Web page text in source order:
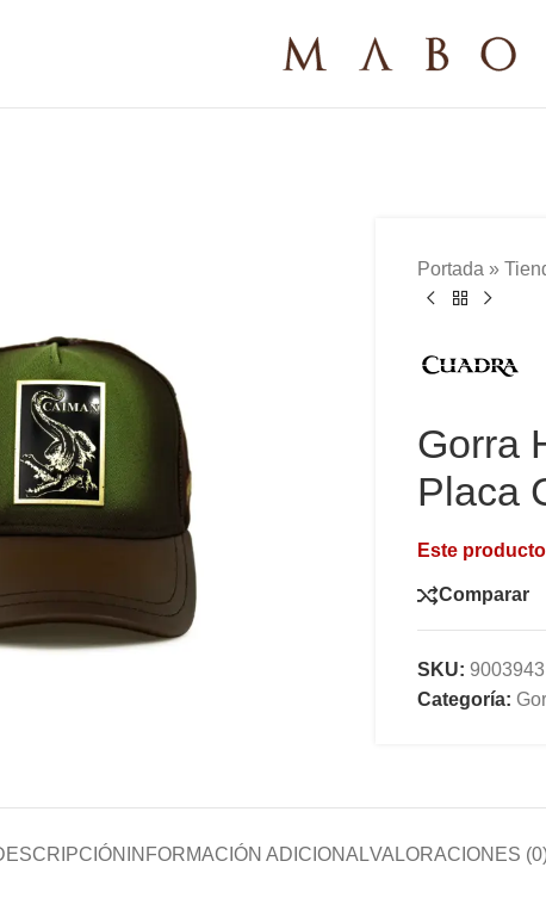
Portada »
Gorra
Placa
Este
Comparar
SKU: 9003943
Categoría:
INFORMACIÓN ADICIONALVALORACIONES